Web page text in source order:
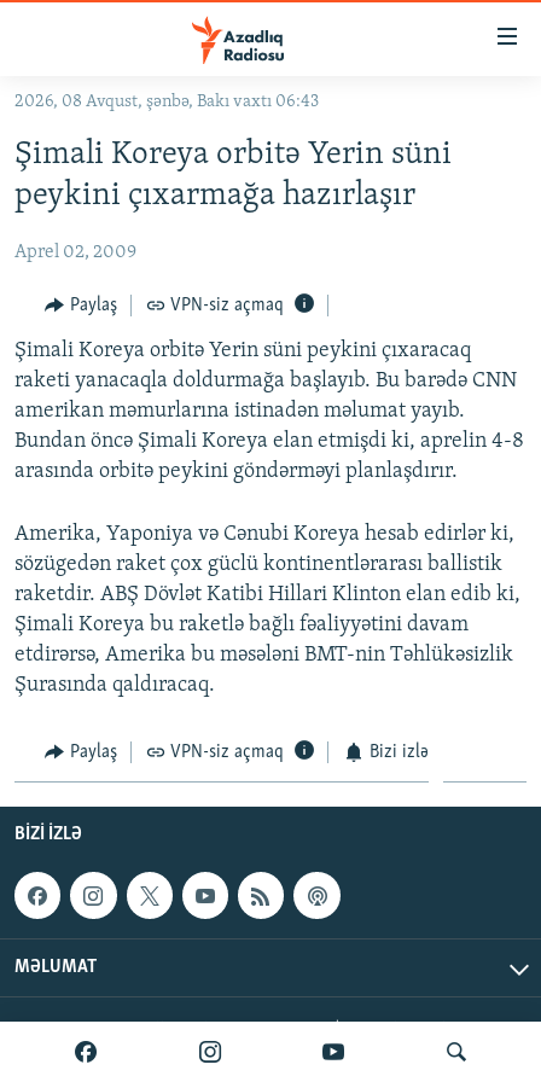
Əsas
qayıt
Əsas
naviqasiyaya
qayıt
#İZAHLA
KORRUPSIOMETR
#ƏSLINDƏ
FƏRQƏ BAX
QANUNI DOĞRU
ARAŞDIRMA
MULTIMEDIA
VIDEO
FOTOQALEREYA
İNFOQRAFIKA
RADIO ARXIV
OXU ZALI
AZƏRBAYCAN ƏDƏBIYYATI KITABXANASI
İSLAM VƏ DEMOKRATIYA
İZ - MƏDƏNIYYƏT PROQRAMI
HAQQIMIZDA
MISSIYAMIZ
PEŞƏ ETIKASI VƏ JURNALISTIKA STANDARTLARIMIZ
MATERIALLARIMIZDAN ISTIFADƏ
AZADLIQRADIOSU MOBIL TELEFONUNUZDA
BIZIMLƏ ƏLAQƏ
XƏBƏR BÜLLETENLƏRIMIZ
BIZI IZLƏ
RFE/RL-in bütün saytları
2026, 08 Avqust, şənbə, Bakı vaxtı 06:43
Şimali Koreya orbitə Yerin süni
peykini çıxarmağa hazırlaşır
Aprel 02, 2009
Paylaş VPN-siz açmaq
Şimali Koreya orbitə Yerin süni peykini çıxaracaq
raketi yanacaqla doldurmağa başlayıb. Bu barədə CNN
amerikan məmurlarına istinadən məlumat yayıb.
Bundan öncə Şimali Koreya elan etmişdi ki, aprelin 4-8
arasında orbitə peykini göndərməyi planlaşdırır.
Amerika, Yaponiya və Cənubi Koreya hesab edirlər ki,
sözügedən raket çox güclü kontinentlərarası ballistik
raketdir. ABŞ Dövlət Katibi Hillari Klinton elan edib ki,
Şimali Koreya bu raketlə bağlı fəaliyyətini davam
etdirərsə, Amerika bu məsələni BMT-nin Təhlükəsizlik
Şurasında qaldıracaq.
Paylaş VPN-siz açmaq Bizi izlə
BIZI IZLƏ
MƏLUMAT